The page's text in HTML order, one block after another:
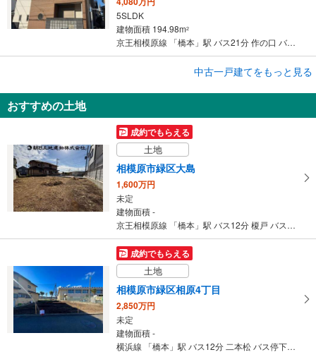
5SLDK
建物面積 194.98m2
京王相模原線 「橋本」駅 バス21分 作の口 バス停下車 徒歩12分
4,100万円
4LDK
建物面積 162.98m
京王相模原線 「橋本」駅 徒歩37分
中古一戸建てをもっと見る
おすすめの土地
成約でもらえる
土地
相模原市緑区大島
1,600万円
未定
建物面積 -
京王相模原線 「橋本」駅 バス12分 榎戸 バス停下車 徒歩2分
成約でもらえる
土地
相模原市緑区相原4丁目
2,850万円
未定
建物面積 -
横浜線 「橋本」駅 バス12分 二本松 バス停下車 徒歩3分